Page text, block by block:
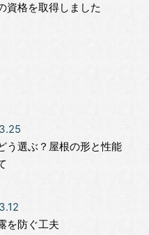
資格を取得しました
う選ぶ？屋根の形と性能
を防ぐ工夫